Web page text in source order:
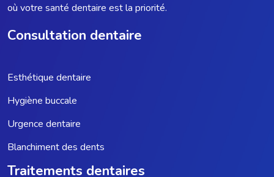
où votre santé dentaire est la priorité.
Consultation dentaire
Esthétique dentaire
Hygiène buccale
Urgence dentaire
Blanchiment des dents
Traitements dentaires